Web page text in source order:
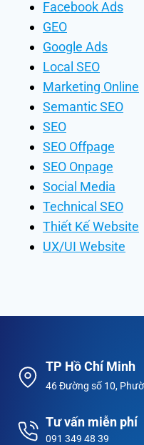
Facebook Ads
GEO
Google Ads
Local SEO
Marketing Online
Semantic SEO
SEO
SEO Offpage
SEO Onpage
Social Media
Technical SEO
Thiết Kế Website
UX/UI Website
TP Hồ Chí Minh
46 Đường số 10,
Tư vấn miễn phí
091 349 48 39